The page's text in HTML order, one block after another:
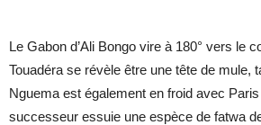
Le Gabon d’Ali Bongo vire à 180° vers le
Touadéra se révèle être une tête de mule,
Nguema est également en froid avec
successeur essuie une espèce de fatwa